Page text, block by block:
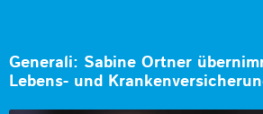
Generali: Sabine Ortner
Lebens- und